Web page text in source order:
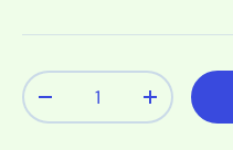
Anzahl
Menge verringern
Menge